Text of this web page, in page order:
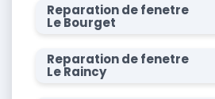
Reparation de fenetre
Le Bourget
Reparation de fenetre
Le Raincy